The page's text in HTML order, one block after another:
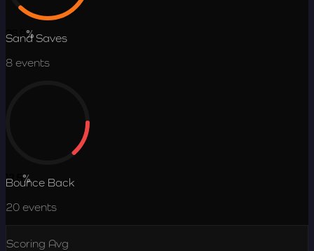
36.8%
Sand Saves
8 events
13.5%
Bounce Back
20 events
Scoring Avg